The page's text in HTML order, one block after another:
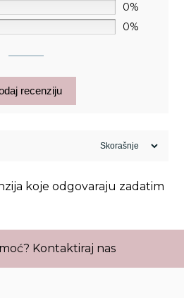
0%
0%
recenziju
koje odgovaraju zadatim
Kontaktiraj nas